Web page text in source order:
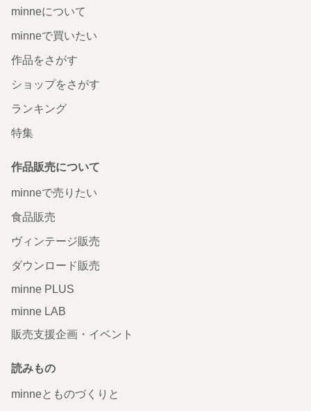
minneについて
minneで買いたい
作品をさがす
ショップをさがす
ランキング
特集
作品販売について
minneで売りたい
食品販売
ヴィンテージ販売
ダウンロード販売
minne PLUS
minne LAB
販売支援企画・イベント
読みもの
minneとものづくりと